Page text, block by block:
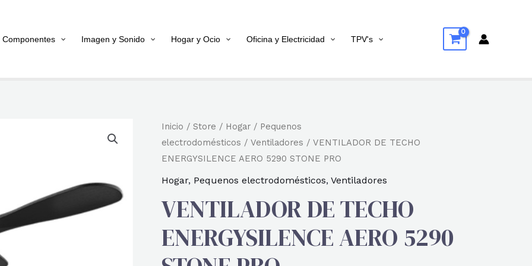
Componentes Imagen y Sonido Hogar y Ocio Oficina y Electricidad TPV's
Inicio / Store / Hogar / Pequenos
electrodomésticos / Ventiladores / VENTILADOR DE TECHO
ENERGYSILENCE AERO 5290 STONE PRO
Hogar, Pequenos electrodomésticos, Ventiladores
VENTILADOR DE TECHO
ENERGYSILENCE AERO 5290